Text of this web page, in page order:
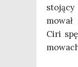
Ciri